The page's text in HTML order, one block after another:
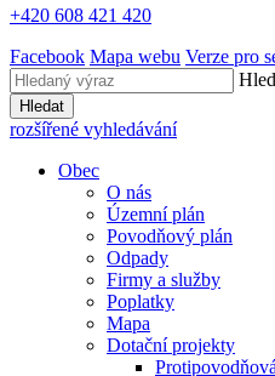
+420 608 421 420
Facebook Mapa webu Verze pro
Hledat
rozšířené vyhledávání
Obec
O nás
Územní plán
Povodňový plán
Odpady
Firmy a služby
Poplatky
Mapa
Dotační projekty